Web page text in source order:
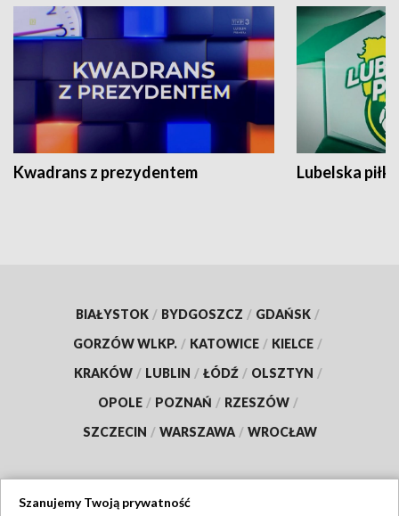
Kwadrans z prezydentem Lubelska piłka
BIAŁYSTOK / BYDGOSZCZ / GDAŃSK /
GORZÓW WLKP. / KATOWICE / KIELCE /
KRAKÓW / LUBLIN / ŁÓDŹ / OLSZTYN /
OPOLE / POZNAŃ / RZESZÓW /
SZCZECIN / WARSZAWA / WROCŁAW
Szanujemy Twoją prywatność